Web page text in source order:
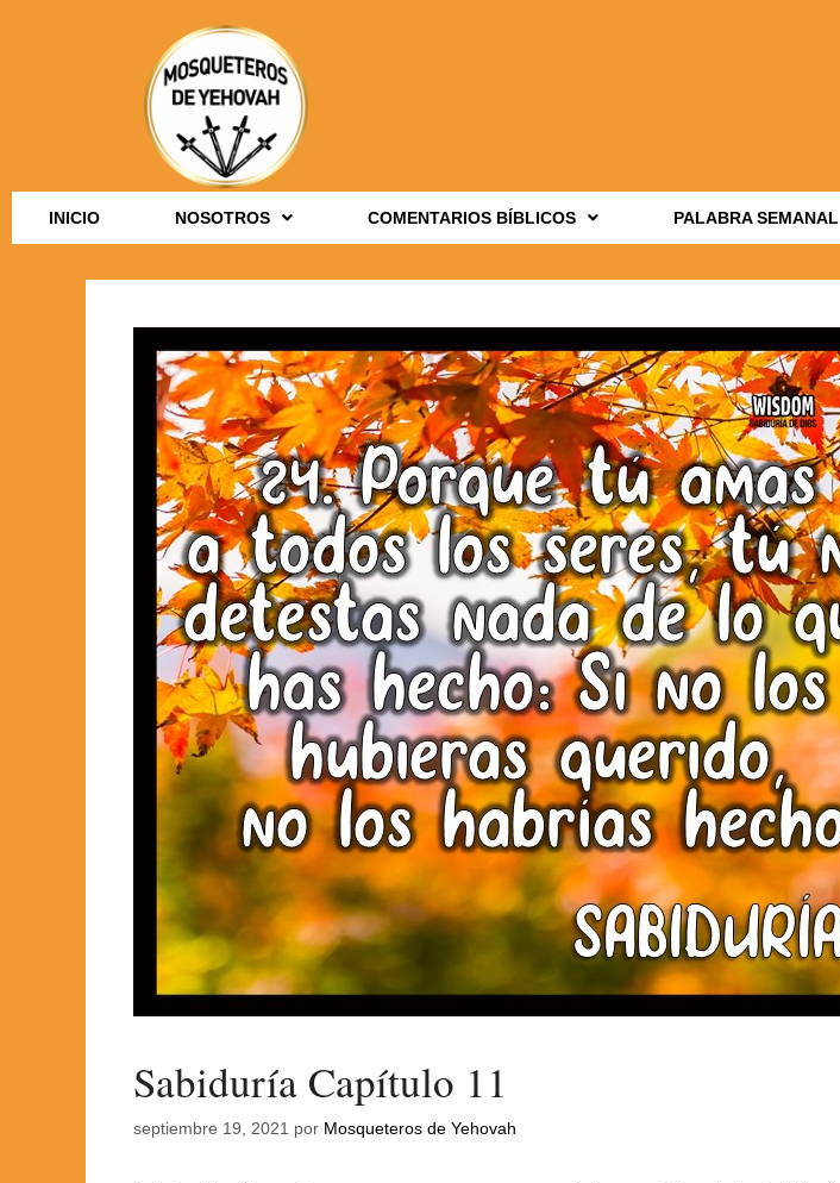
INICIO NOSOTROS COMENTARIOS BÍBLICOS PALABRA SEMANAL
Sabiduría Capítulo 11
septiembre 19, 2021 por Mosqueteros de Yehovah